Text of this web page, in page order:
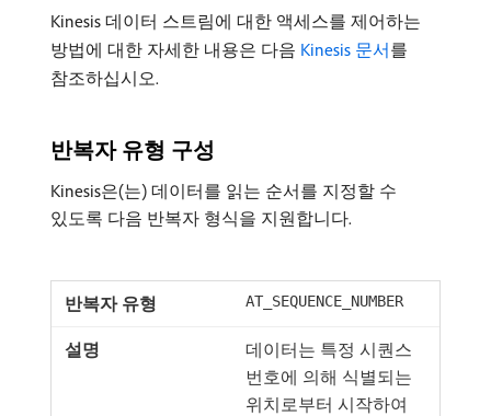
Kinesis 데이터 스트림에 대한 액세스를 제어하는
방법에 대한 자세한 내용은 다음 Kinesis 문서를
참조하십시오.
반복자 유형 구성
Kinesis은(는) 데이터를 읽는 순서를 지정할 수
있도록 다음 반복자 형식을 지원합니다.
AT_SEQUENCE_NUMBER
데이터는 특정 시퀀스
번호에 의해 식별되는
위치로부터 시작하여